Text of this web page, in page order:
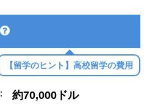
【留学のヒント】高校留学の費用
： 約70,000ドル